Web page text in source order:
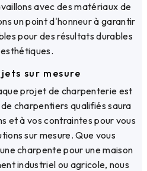
avec des matériaux de
un point d'honneur à garantir
pour des résultats durables
sur mesure
projet de charpenterie est
charpentiers qualifiés saura
et à vos contraintes pour vous
sur mesure. Que vous
charpente pour une maison
industriel ou agricole, nous